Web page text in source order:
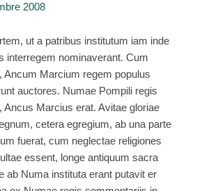
2008
ut a patribus institutum iam inde
interregem nominaverant. Cum
Ancum Marcium regem populus
auctores. Numae Pompili regis
Ancus Marcius erat. Avitae gloriae
cetera egregium, ab una parte
fuerat, cum neglectae religiones
essent, longe antiquum sacra
ab Numa instituta erant putavit er